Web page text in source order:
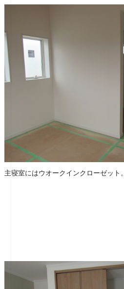
主寝室にはウオークインクローゼット。